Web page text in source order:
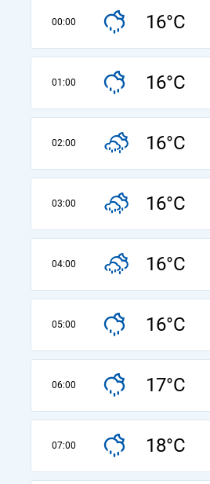
00:00 16°C
01:00 16°C
02:00 16°C
03:00 16°C
04:00 16°C
05:00 16°C
06:00 17°C
07:00 18°C